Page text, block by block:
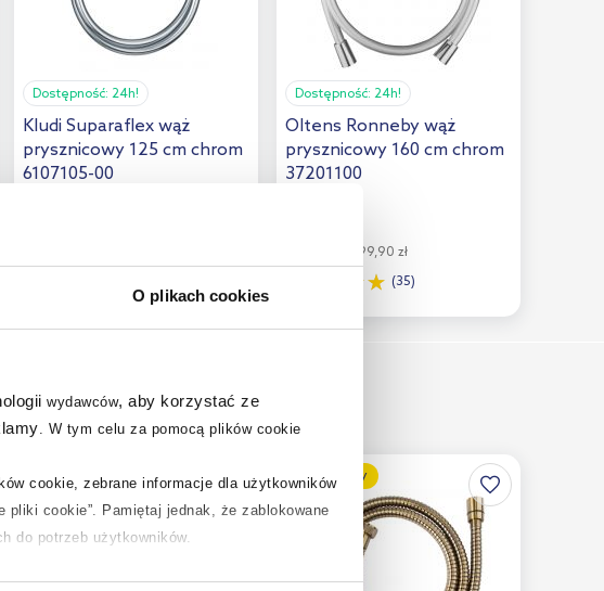
O plikach cookies
wydawców, aby korzystać ze
. W tym celu za pomocą plików cookie
cookie, zebrane informacje dla użytkowników
pliki cookie”. Pamiętaj jednak, że zablokowane
do potrzeb użytkowników.
Dostępność: 24h!
Kludi Suparaflex wąż
prysznicowy 125 cm chrom
6107105-00
Dostępność: 24h!
Oltens Ronneby wąż
prysznicowy 160 cm chrom
37201100
199,90 zł
(35)
multirabaty multirabaty